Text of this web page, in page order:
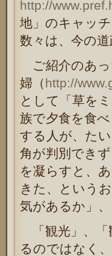
http://
地」のキャッ
数々は、今の
ご紹介のあっ
婦（http://
として「草を
族で夕食を食
する人が、た
角が判別でき
を凝らすと、
きた、という
気があるか」
「観光」、「
るのではなく